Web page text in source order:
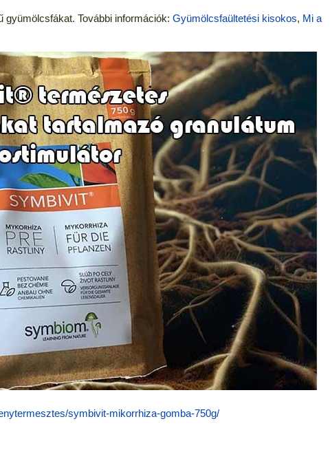
gyümölcsfákat. További információk: Gyümölcsfaültetési kisokos, Mi a
symbivit-mikorrhiza-gomba-750g/